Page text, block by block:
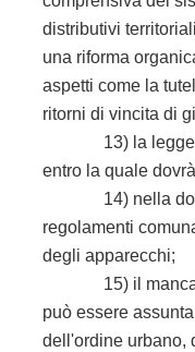
distributivi
una riforma
aspetti come la
ritorni di vincita di
13) la legge 8
entro la quale
14) nella
regolamenti
degli apparecchi;
15) il mancato
può essere
dell'ordine urbano,